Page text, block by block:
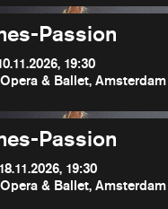
Passion
19:30
& Ballet,
Passion
19:30
& Ballet,